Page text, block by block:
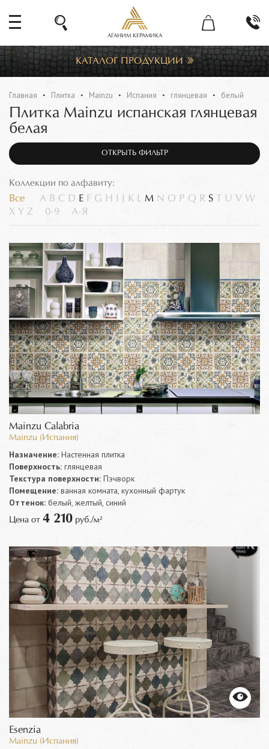
АГАНИМ КЕРАМИКА
КАТАЛОГ ПРОДУКЦИИ
Главная Плитка Mainzu Испания глянцевая белый
Плитка Mainzu испанская глянцевая
белая
ОТКРЫТЬ ФИЛЬТР
Коллекции по алфавиту:
Все A B C D E F G H K L M N O P Q R S U V W
X Y Z 0-9 А-Я
Mainzu Calabria
Mainzu (Испания)
Назначение: Настенная плитка
Поверхность: глянцевая
Текстура поверхности: Пэчворк
Помещение: ванная комната, кухонный фартук
Оттенок: белый, желтый, синий
Цена от 4 210 руб./м²
Esenzia
Mainzu (Испания)